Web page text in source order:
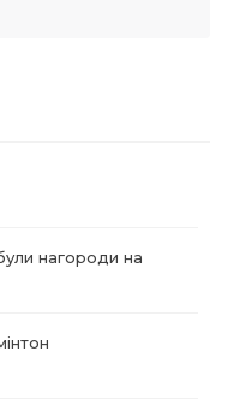
нагороди на